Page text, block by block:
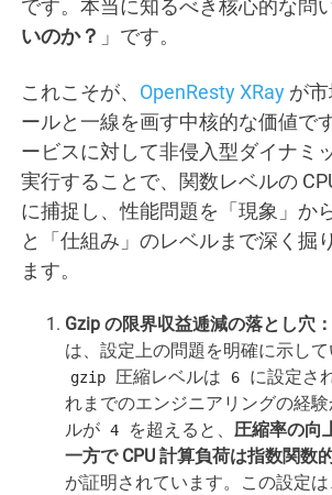
です。本当に知るべき核心的な問
いのか？ 」です。
これこそが、 OpenResty XRay が
ールと一線を画す中核的な価値で
ービスに対して非侵入型ダイナミ
実行することで、関数レベルの
に捕捉し、性能問題を「現象」か
と「仕組み」のレベルまで深く掘
ます。
Gzip の限界収益逓減の落とし穴：
は、設定上の問題を明確に示し
gzip 圧縮レベルは 6
に設定さ
れまでのエンジニアリングの経験
ルが 4 を超えると、 圧縮率の向
一方で CPU 計算負荷は指数関数
が証明されています。この設定